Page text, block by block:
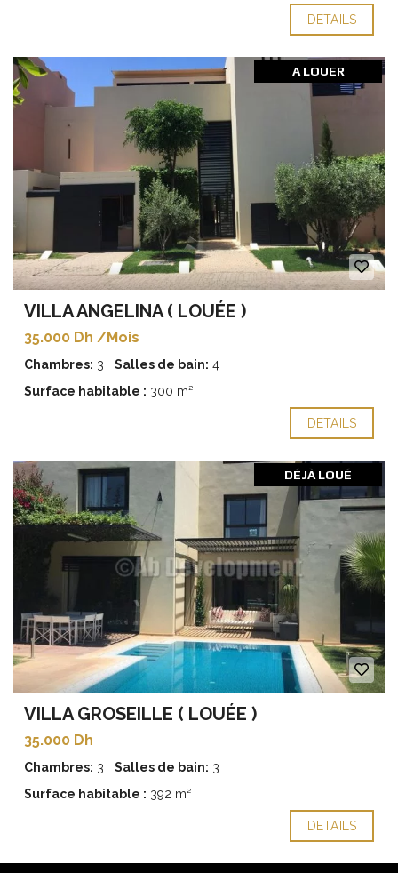
DETAILS
A LOUER
VILLA ANGELINA ( LOUÉE )
35.000 Dh /Mois
Chambres: 3 Salles de bain: 4
Surface habitable : 300 m²
DETAILS
DÉJÀ LOUÉ
VILLA GROSEILLE ( LOUÉE )
35.000 Dh
Chambres: 3 Salles de bain: 3
Surface habitable : 392 m²
DETAILS